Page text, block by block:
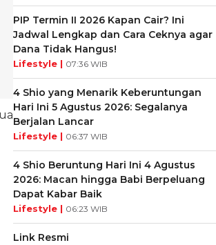
PIP Termin II 2026 Kapan Cair? Ini
Jadwal Lengkap dan Cara Ceknya agar
Dana Tidak Hangus!
Lifestyle | 07:36 WIB
4 Shio yang Menarik Keberuntungan
Hari Ini 5 Agustus 2026: Segalanya
Berjalan Lancar
Lifestyle | 06:37 WIB
4 Shio Beruntung Hari Ini 4 Agustus
2026: Macan hingga Babi Berpeluang
Dapat Kabar Baik
Lifestyle | 06:23 WIB
Link Resmi